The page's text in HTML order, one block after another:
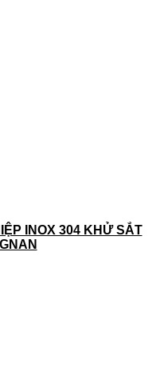
INOX 304 KHỬ SẮT